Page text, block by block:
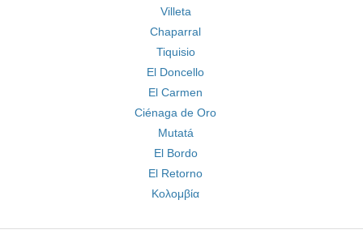
Villeta
Chaparral
Tiquisio
El Doncello
El Carmen
Ciénaga de Oro
Mutatá
El Bordo
El Retorno
Κολομβία